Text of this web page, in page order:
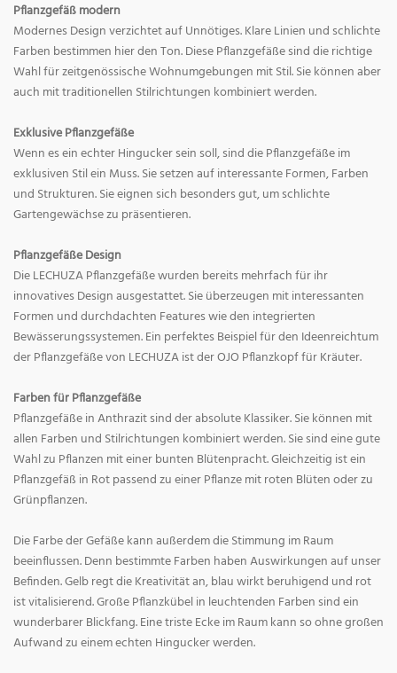
Pflanzgefäß modern
Modernes Design verzichtet auf Unnötiges. Klare Linien und schlichte
Farben bestimmen hier den Ton. Diese Pflanzgefäße sind die richtige
Wahl für zeitgenössische Wohnumgebungen mit Stil. Sie können aber
auch mit traditionellen Stilrichtungen kombiniert werden.
Exklusive Pflanzgefäße
Wenn es ein echter Hingucker sein soll, sind die Pflanzgefäße im
exklusiven Stil ein Muss. Sie setzen auf interessante Formen, Farben
und Strukturen. Sie eignen sich besonders gut, um schlichte
Gartengewächse zu präsentieren.
Pflanzgefäße Design
Die LECHUZA Pflanzgefäße wurden bereits mehrfach für ihr
innovatives Design ausgestattet. Sie überzeugen mit interessanten
Formen und durchdachten Features wie den integrierten
Bewässerungssystemen. Ein perfektes Beispiel für den Ideenreichtum
der Pflanzgefäße von LECHUZA ist der OJO Pflanzkopf für Kräuter.
Farben für Pflanzgefäße
Pflanzgefäße in Anthrazit sind der absolute Klassiker. Sie können mit
allen Farben und Stilrichtungen kombiniert werden. Sie sind eine gute
Wahl zu Pflanzen mit einer bunten Blütenpracht. Gleichzeitig ist ein
Pflanzgefäß in Rot passend zu einer Pflanze mit roten Blüten oder zu
Grünpflanzen.
Die Farbe der Gefäße kann außerdem die Stimmung im Raum
beeinflussen. Denn bestimmte Farben haben Auswirkungen auf unser
Befinden. Gelb regt die Kreativität an, blau wirkt beruhigend und rot
ist vitalisierend. Große Pflanzkübel in leuchtenden Farben sind ein
wunderbarer Blickfang. Eine triste Ecke im Raum kann so ohne großen
Aufwand zu einem echten Hingucker werden.